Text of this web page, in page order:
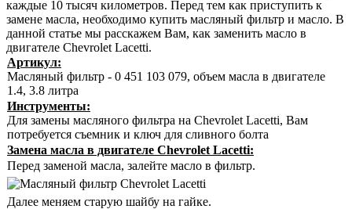
каждые 10 тысяч километров. Перед тем как приступить к
замене масла, необходимо купить масляный фильтр и масло. В
данной статье мы расскажем Вам, как заменить масло в
двигателе Chevrolet Lacetti.
Артикул:
Масляный фильтр - 0 451 103 079, объем масла в двигателе
1.4, 3.8 литра
Инструменты:
Для замены масляного фильтра на Chevrolet Lacetti, Вам
потребуется съемник и ключ для сливного болта
Замена масла в двигателе Chevrolet Lacetti:
Перед заменой масла, залейте масло в фильтр.
Далее меняем старую шайбу на гайке.